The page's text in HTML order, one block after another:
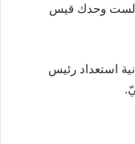
“لست وحدك قيس
استعداد رئيس